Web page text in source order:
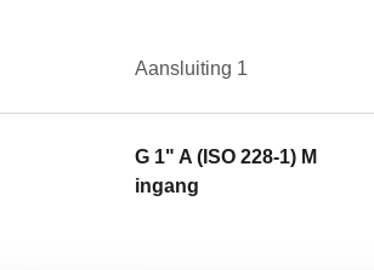
Aansluiting 1
G 1" A (ISO 228-1) M
ingang